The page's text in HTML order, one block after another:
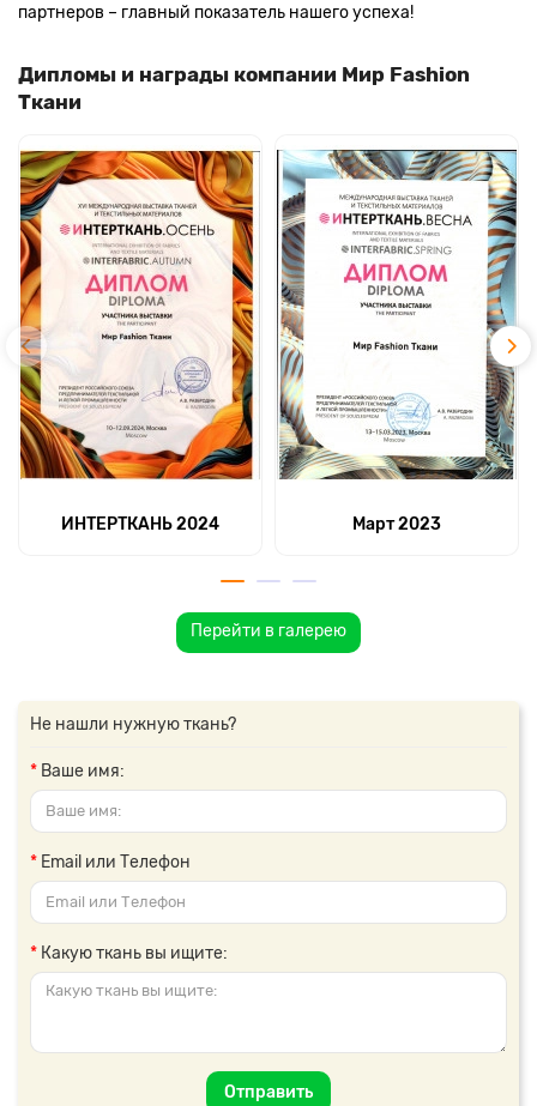
партнеров – главный показатель нашего успеха!
Дипломы и награды компании Мир Fashion
Ткани
ИНТЕРТКАНЬ 2024 Март 2023
Перейти в галерею
Не нашли нужную ткань?
Ваше имя:
Email или Телефон
Какую ткань вы ищите:
Отправить